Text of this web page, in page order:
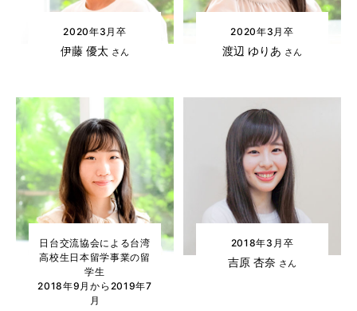
2020年3月卒
伊藤 優太 さん
2020年3月卒
渡辺 ゆりあ さん
日台交流協会による台湾
高校生日本留学事業の留
学生
2018年9月から2019年7
月
2018年3月卒
吉原 杏奈 さん